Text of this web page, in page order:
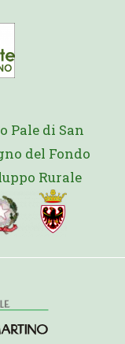
Pale di San
del Fondo
Rurale